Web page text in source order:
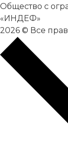
Общество с
«ИНДЕФ»
2026 © Все